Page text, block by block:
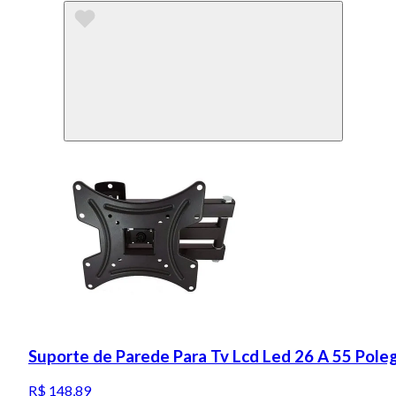
Suporte de Parede Para Tv Lcd Led 26 A 55
R$ 148,89